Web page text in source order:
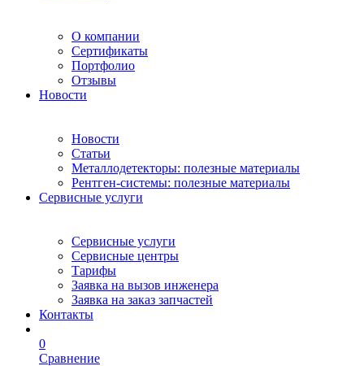
О компании
Сертификаты
Портфолио
Отзывы
Новости
Новости
Статьи
Металлодетекторы: полезные материалы
Рентген-системы: полезные материалы
Сервисные услуги
Сервисные услуги
Сервисные центры
Тарифы
Заявка на вызов инженера
Заявка на заказ запчастей
Контакты
0
Сравнение